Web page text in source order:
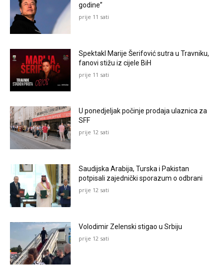
godine”
prije 11 sati
Spektakl Marije Šerifović sutra u Travniku,
fanovi stižu iz cijele BiH
prije 11 sati
U ponedjeljak počinje prodaja ulaznica za
SFF
prije 12 sati
Saudijska Arabija, Turska i Pakistan
potpisali zajednički sporazum o odbrani
prije 12 sati
Volodimir Zelenski stigao u Srbiju
prije 12 sati